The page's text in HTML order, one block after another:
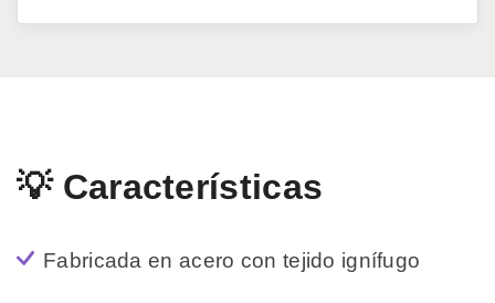
💡 Características
Fabricada en acero con tejido ignífugo